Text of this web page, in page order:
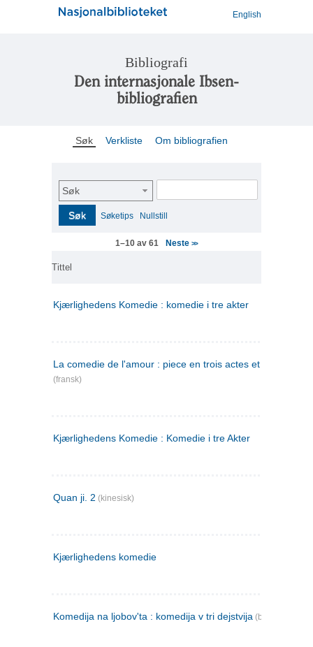
English
Bibliografi
Den internasjonale Ibsen-
bibliografien
Søk Verkliste Om bibliografien
Søk
Søk Søketips Nullstill
1–10 av 61 Neste>>
Tittel
Kjærlighedens Komedie : komedie i tre akter
La comedie de l'amour : piece en trois actes et en vers
(fransk)
Kjærlighedens Komedie : Komedie i tre Akter
Quan ji. 2 (kinesisk)
Kjærlighedens komedie
Komedija na ljobov'ta : komedija v tri dejstvija (bulgarsk)